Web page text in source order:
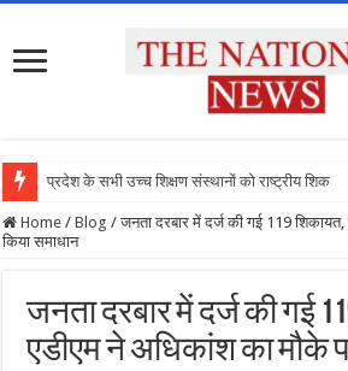
प्रदेश के सभी उच्च शिक्षण संस्थानों को राष्ट्रीय शिक्षा न
Home / Blog / जनता दरबार में दर्ज की गई 119
किया समाधान
जनता दरबार में दर्ज की गई
एडीएम ने अधिकांश का मौके